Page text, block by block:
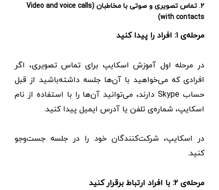
۲. تماس تصویری و صوتی با مخاطبان (Video and voice calls
with contacts)
مرحله‌ی ۱: افراد را پیدا کنید
در مرحله اول آموزش اسکایپ برای تماس تصویری، اگر
افرادی که می‌خواهید با آن‌ها جلسه داشته‌باشید از قبل
حساب Skype دارند، می‌توانید آن‌ها را با استفاده از نام
اسکایپ، شماره‌ی تلفن یا آدرس ایمیل پیدا کنید.
در اسکایپ، شرکت‌کنندگان خود را در جلسه جست‌وجو
کنید.
مرحله‌ی ۲: با افراد ارتباط برقرار کنید